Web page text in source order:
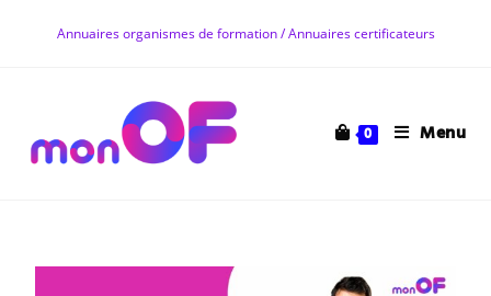
Annuaires organismes de formation / Annuaires certificateurs
0 Menu